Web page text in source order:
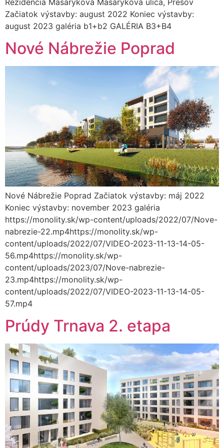
Začiatok výstavby: august 2022 Koniec výstavby:
august 2023 galéria b1+b2 GALÉRIA B3+B4
Nové Nábrežie Poprad
Nové Nábrežie Poprad Začiatok výstavby: máj 2022
Koniec výstavby: november 2023 galéria
https://monolity.sk/wp-content/uploads/2022/07/Nove-
nabrezie-22.mp4https://monolity.sk/wp-
content/uploads/2022/07/VIDEO-2023-11-13-14-05-
56.mp4https://monolity.sk/wp-
content/uploads/2023/07/Nove-nabrezie-
23.mp4https://monolity.sk/wp-
content/uploads/2022/07/VIDEO-2023-11-13-14-05-
57.mp4
Prúdy Trnava 2. etapa